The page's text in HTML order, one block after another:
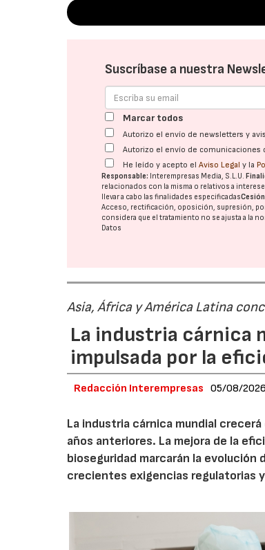
Suscríbase a nuestra
Marcar todos
Autorizo el envío de newsletters y
Autorizo el envío de
He leído y acepto elAviso Legal y la
Responsable: Interempresas Media, S.L.U.
relacionados con la misma o relativos a
llevar a cabo las finalidades especificadas
Acceso, rectificación, oposición, supresión,
considera que el tratamiento no se ajusta a la
Datos
Asia, África y América Latina
La industria cárnica
impulsada por la
Redacción Interempresas 05/08/2026
La industria cárnica mundial
años anteriores. La mejora de la
bioseguridad marcarán la
crecientes exigencias regulatorias